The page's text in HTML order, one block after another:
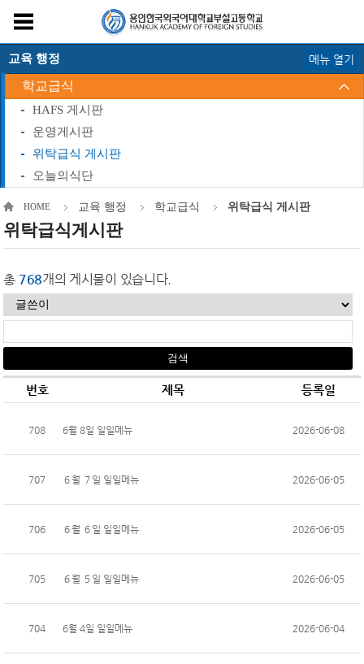
교육 행정
학교급식
HAFS 게시판
운영게시판
위탁급식 게시판
오늘의식단
메뉴 열기
HOME 교육 행정 학교급식 위탁급식 게시판
위탁급식게시판
총 768개의 게시물이 있습니다.
번호 제목 등록일
708 6월 8일 일일메뉴 2026-06-08
707 ６월 ７일 일일메뉴 2026-06-05
706 ６월 ６일 일일메뉴 2026-06-05
705 ６월 ５일 일일메뉴 2026-06-05
704 6월 4일 일일메뉴 2026-06-04